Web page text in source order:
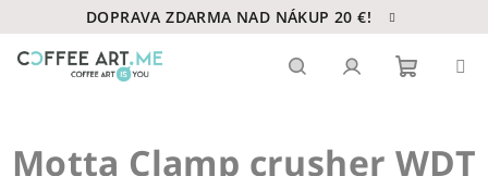
na
obsah
DOPRAVA ZDARMA NAD NÁKUP 20 €!
košík
Motta Clamp crusher WDT